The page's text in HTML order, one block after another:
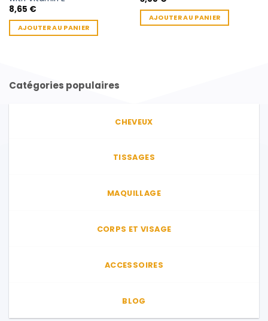
8,65 €
AJOUTER AU PANIER
AJOUTER AU PANIER
Catégories populaires
CHEVEUX
TISSAGES
MAQUILLAGE
CORPS ET VISAGE
ACCESSOIRES
BLOG